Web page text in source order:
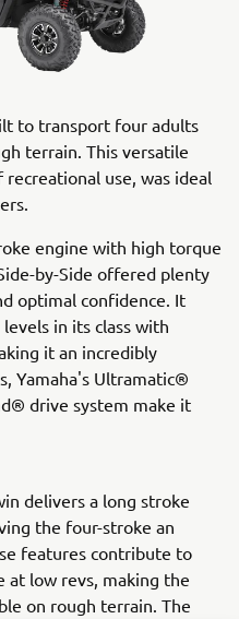
to transport four adults
terrain. This versatile
use, was ideal
engine with high torque
by-Side offered plenty
optimal confidence. It
in its class with
it an incredibly
Yamaha's Ultramatic®
drive system make it
delivers a long stroke
the four-stroke an
features contribute to
low revs, making the
on rough terrain. The